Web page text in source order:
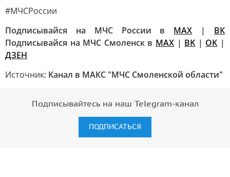
#МЧСРоссии
Подписывайся на МЧС России в MAX | ВК
Подписывайся на МЧС Смоленск в MAX | BK | OK |
ДЗЕН
Источник: Канал в МАКС "МЧС Смоленской области"
Подписывайтесь на наш Telegram-канал
ПОДПИСАТЬСЯ